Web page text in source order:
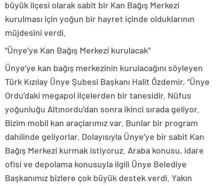
büyük ilçesi olarak sabit bir Kan Bağış Merkezi
kurulması için yoğun bir hayret içinde olduklarının
müjdesini verdi.
“Ünye’ye Kan Bağış Merkezi kurulacak”
Ünye’ye kan bağış merkezinin kurulacağını söyleyen
Türk Kızılay Ünye Şubesi Başkanı Halit Özdemir, “Ünye
Ordu’daki megapol ilçelerden bir tanesidir. Nüfus
yoğunluğu Altınordu’dan sonra ikinci sırada geliyor.
Bizim mobil kan araçlarımız var. Bunlar bir program
dahilinde geliyorlar. Dolayısıyla Ünye’ye bir sabit Kan
Bağış Merkezi kurmak istiyoruz. Araba konusu, idare
ofisi ve depolama konusuyla ilgili Ünye Belediye
Başkanımız bizlere çok büyük destek verdi. Yakın